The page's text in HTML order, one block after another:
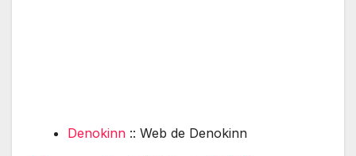
Denokinn :: Web de Denokinn